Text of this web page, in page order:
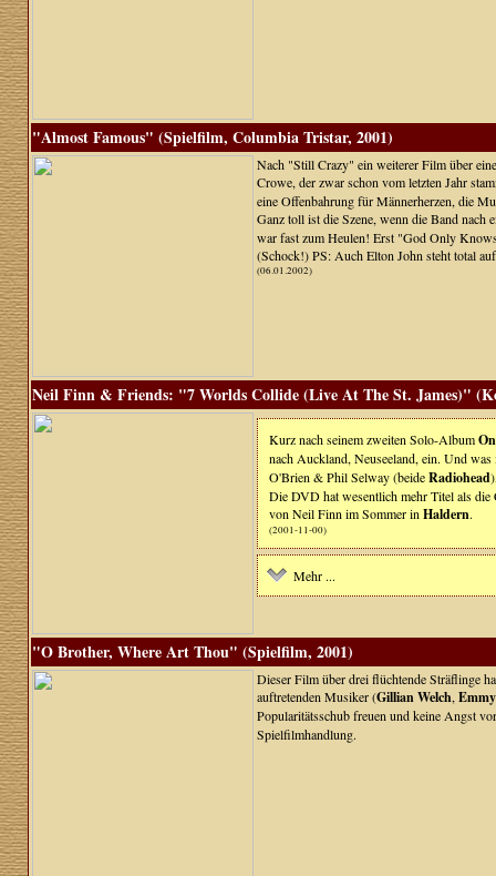
"Almost Famous" (Spielfilm, Columbia Tristar, 2001)
Nach "Still Crazy" ein weiterer Film über
Crowe, der zwar schon vom letzten Jahr
eine Offenbahrung für Männerherzen, die
Ganz toll ist die Szene, wenn die Band nach
war fast zum Heulen! Erst "God Only
(Schock!) PS: Auch Elton John steht total
(06.01.2002)
Neil Finn & Friends: "7 Worlds Collide (Live At The St. James)"
Kurz nach seinem zweiten Solo-Album
nach Auckland, Neuseeland, ein. Und
O'Brien & Phil Selway (beideRadiohead
Die DVD hat wesentlich mehr Titel als
von Neil Finn im Sommer in Haldern.
(2001-11-00)
Mehr ...
"O Brother, Where Art Thou" (Spielfilm, 2001)
Dieser Film über drei flüchtende Sträflinge
auftretenden Musiker (Gillian Welch,
Popularitätsschub freuen und keine Angst
Spielfilmhandlung.